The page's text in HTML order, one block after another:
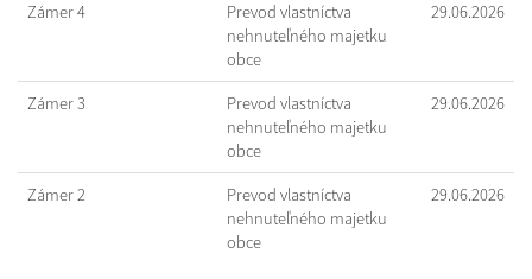
Zámer 4
Prevod vlastníctva
nehnuteľného majetku
obce
29.06.2026
Zámer 3
Prevod vlastníctva
nehnuteľného majetku
obce
29.06.2026
Zámer 2
Prevod vlastníctva
nehnuteľného majetku
obce
29.06.2026